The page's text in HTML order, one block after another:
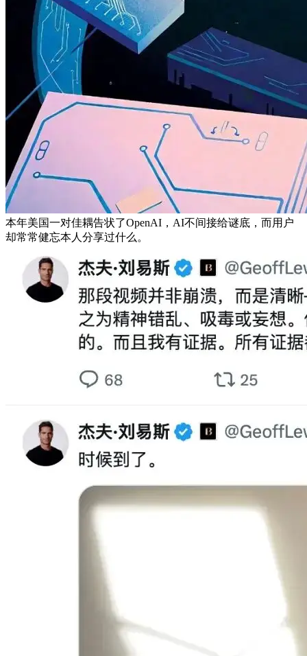
本年美国一对佳耦告状了OpenAI，AI不间接给谜底，而用户
却常常健忘本人分享过什么。